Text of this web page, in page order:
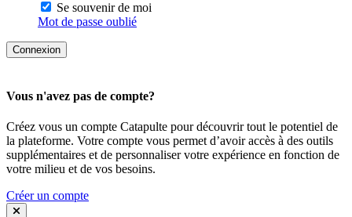
Se souvenir de moi
Mot de passe oublié
Vous n'avez pas de compte?
Créez vous un compte Catapulte pour découvrir tout le potentiel de
la plateforme. Votre compte vous permet d’avoir accès à des outils
supplémentaires et de personnaliser votre expérience en fonction de
votre milieu et de vos besoins.
Créer un compte